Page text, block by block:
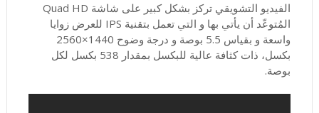
الفيديو التشويقي تركز بشكل كبير على شاشة Quad HD
المُتوعّد أن يأتي بها و التي تعمل بتقنية IPS للعرض زوايا
واسعة و بقياس 5.5 بوصة و درجة وضوح 1440×2560
بكسل، ذات كثافة عالية للبكسل بمقدار 538 بكسل لكل
بوصة.